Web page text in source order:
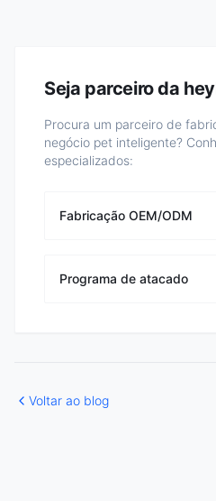
Seja parceiro da
Procura um parceiro de
negócio pet inteligente?
especializados:
Fabricação OEM/ODM
Programa de atacado
Voltar ao blog